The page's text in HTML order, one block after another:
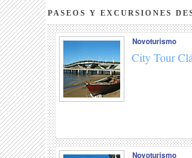
PASEOS Y EXCURSIONES
Novoturismo
City Tour
Novoturismo